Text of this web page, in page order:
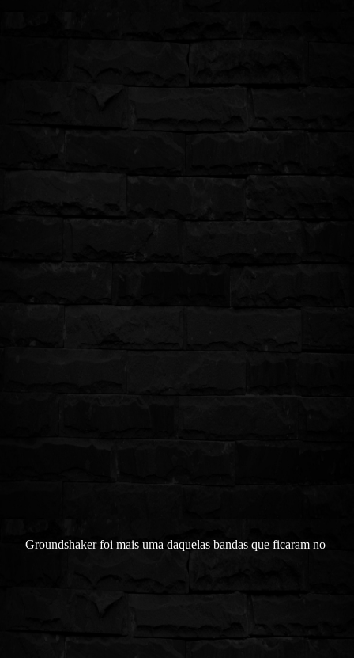
Groundshaker foi mais uma daquelas bandas que ficaram no